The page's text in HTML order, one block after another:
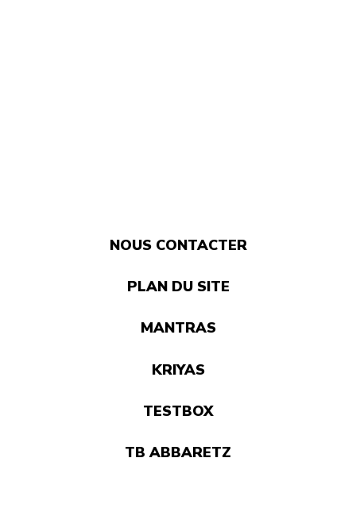
NOUS CONTACTER
PLAN DU SITE
MANTRAS
KRIYAS
TESTBOX
TB ABBARETZ